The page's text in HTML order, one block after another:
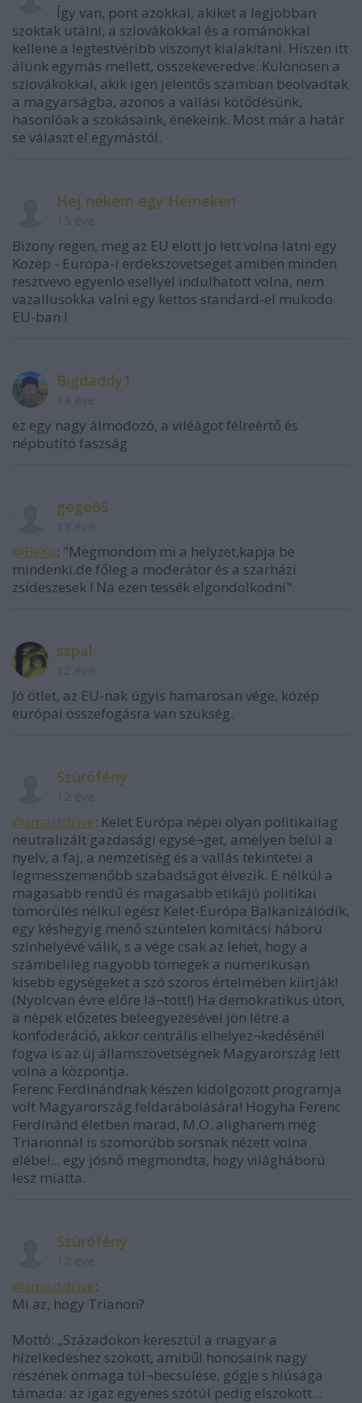
Így van, pont azokkal, akiket a legjobban
szoktak utálni, a szlovákokkal és a románokkal
kellene a legtestvéribb viszonyt kialakítani. Hiszen itt
álünk egymás mellett, összekeveredve. Különösen a
szlovákokkal, akik igen jelentős számban beolvadtak
a magyarságba, azonos a vallási kötődésünk,
hasonlóak a szokásaink, énekeink. Most már a határ
se választ el egymástól.
Hej nekem egy Heineken
Bizony regen, meg az EU elott jo lett volna latni egy
Kozep - Europa-i erdekszovetseget amiben minden
resztvevo egyenlo esellyel indulhatott volna, nem
vazallusokka valni egy kettos standard-el mukodo
EU-ban !
Bigdaddy1
ez egy nagy álmodozó, a viléágot félreértő és
népbutító faszság
gege65
@BéKa: "Megmondom mi a helyzet,kapja be
mindenki.de főleg a moderátor és a szarházi
zsideszesek ! Na ezen tessék elgondolkodni".
szpal
Jó ötlet, az EU-nak úgyis hamarosan vége, közép
európai összefogásra van szükség.
Szúrófény
@smartdrive: Kelet Európa népei olyan politikailag
neutralizált gazdasági egysé¬get, amelyen belül a
nyelv, a faj, a nemzetiség és a vallás tekintetei a
legmesszemenőbb szabadságot élvezik. E nélkül a
magasabb rendű és magasabb etikájú politikai
tömörülés nélkül egész Kelet-Európa Balkanizálódik,
egy késhegyig menő szüntelen komitácsi háború
színhelyévé válik, s a vége csak az lehet, hogy a
számbelileg nagyobb tömegek a numerikusan
kisebb egységeket a szó szoros értelmében kiirtják!
(Nyolcvan évre előre lá¬tott!) Ha demokratikus úton,
a népek előzetes beleegyezésével jön létre a
konföderáció, akkor centrális elhelyez¬kedésénél
fogva is az új államszövetségnek Magyarország lett
volna a központja.
Ferenc Ferdinándnak készen kidolgozott programja
volt Magyarország feldarabolására! Hogyha Ferenc
Ferdinánd életben marad, M.O. alighanem még
Trianonnál is szomorúbb sorsnak nézett volna
elébe!... egy jósnő megmondta, hogy világháború
lesz miatta.
Szúrófény
@smartdrive:
Mi az, hogy Trianon?
Mottó: „Századokon keresztül a magyar a
hízelkedéshez szokott, amibűl honosaink nagy
részének önmaga túl¬becsülése, gőgje s hiúsága
támada: az igaz egyenes szótúl pedig elszokott...